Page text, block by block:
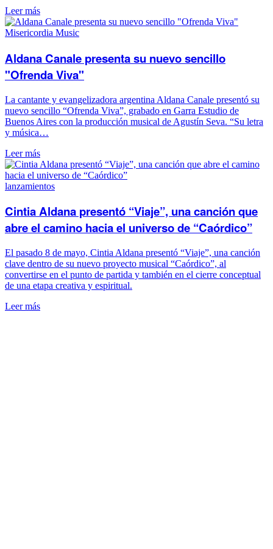
Leer más
Misericordia Music
Aldana Canale presenta su nuevo sencillo
"Ofrenda Viva"
La cantante y evangelizadora argentina Aldana Canale presentó su
nuevo sencillo “Ofrenda Viva”, grabado en Garra Estudio de
Buenos Aires con la producción musical de Agustín Seva. “Su letra
y música…
Leer más
lanzamientos
Cintia Aldana presentó “Viaje”, una canción que
abre el camino hacia el universo de “Caórdico”
El pasado 8 de mayo, Cintia Aldana presentó “Viaje”, una canción
clave dentro de su nuevo proyecto musical “Caórdico”, al
convertirse en el punto de partida y también en el cierre conceptual
de una etapa creativa y espiritual.
Leer más